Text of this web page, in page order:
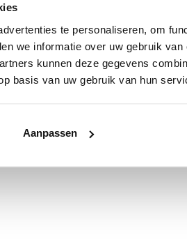
te personaliseren, om
we informatie over uw gebruik
kunnen deze gegevens
basis van uw gebruik van hun
Aanpassen